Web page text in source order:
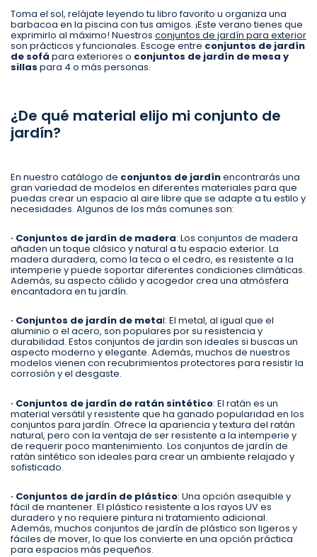
Toma el sol, relájate leyendo tu libro favorito u organiza una
barbacoa en la piscina con tus amigos. ¡Este verano tienes que
exprimirlo al máximo! Nuestros conjuntos de jardín para exterior
son prácticos y funcionales. Escoge entre conjuntos de jardín
de sofá para exteriores o conjuntos de jardín de mesa y
sillas para 4 o más personas.
¿De qué material elijo mi conjunto de
jardín?
En nuestro catálogo de conjuntos de jardínencontrarás una
gran variedad de modelos en diferentes materiales para que
puedas crear un espacio al aire libre que se adapte a tu estilo y
necesidades. Algunos de los más comunes son:
· Conjuntos de jardín de madera: Los conjuntos de madera
añaden un toque clásico y natural a tu espacio exterior. La
madera duradera, como la teca o el cedro, es resistente a la
intemperie y puede soportar diferentes condiciones climáticas.
Además, su aspecto cálido y acogedor crea una atmósfera
encantadora en tu jardín.
· Conjuntos de jardín de metal: El metal, al igual que el
aluminio o el acero, son populares por su resistencia y
durabilidad. Estos conjuntos de jardin son ideales si buscas un
aspecto moderno y elegante. Además, muchos de nuestros
modelos vienen con recubrimientos protectores para resistir la
corrosión y el desgaste.
· Conjuntos de jardín de ratán sintético: El ratán es un
material versátil y resistente que ha ganado popularidad en los
conjuntos para jardín. Ofrece la apariencia y textura del ratán
natural, pero con la ventaja de ser resistente a la intemperie y
de requerir poco mantenimiento. Los conjuntos de jardín de
ratán sintético son ideales para crear un ambiente relajado y
sofisticado.
· Conjuntos de jardín de plástico: Una opción asequible y
fácil de mantener. El plástico resistente a los rayos UV es
duradero y no requiere pintura ni tratamiento adicional.
Además, muchos conjuntos de jardín de plástico son ligeros y
fáciles de mover, lo que los convierte en una opción práctica
para espacios más pequeños.